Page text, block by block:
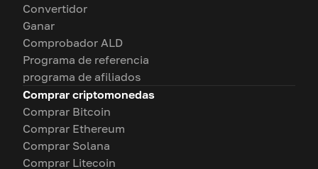
Convertidor
Ganar
Comprobador ALD
Programa de referencia
programa de afiliados
Comprar criptomonedas
Comprar Bitcoin
Comprar Ethereum
Comprar Solana
Comprar Litecoin